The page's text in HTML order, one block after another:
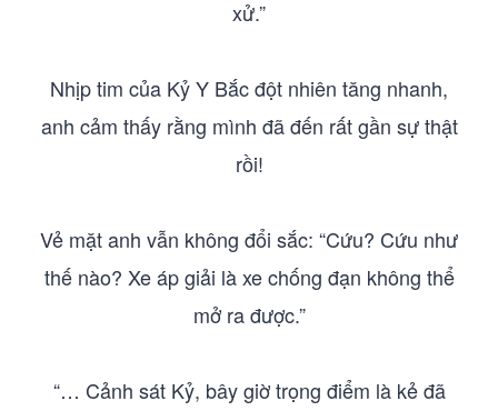
xử.”
Nhịp tim của Kỷ Y Bắc đột nhiên tăng nhanh,
anh cảm thấy rằng mình đã đến rất gần sự thật
rồi!
Vẻ mặt anh vẫn không đổi sắc: “Cứu? Cứu như
thế nào? Xe áp giải là xe chống đạn không thể
mở ra được.”
“… Cảnh sát Kỷ, bây giờ trọng điểm là kẻ đã